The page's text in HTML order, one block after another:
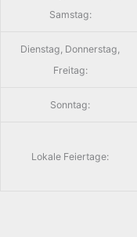
Samstag:
Dienstag, Donnerstag,
Freitag:
Sonntag:
Lokale Feiertage: